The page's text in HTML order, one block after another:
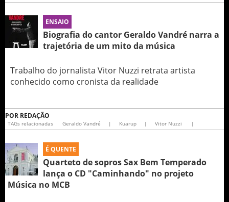
ENSAIO
Biografia do cantor Geraldo Vandré narra a
trajetória de um mito da música
Trabalho do jornalista Vitor Nuzzi retrata artista
conhecido como cronista da realidade
POR REDAÇÃO
TAGs relacionadas Geraldo Vandré | Kuarup | Vitor Nuzzi |
É QUENTE
Quarteto de sopros Sax Bem Temperado
lança o CD "Caminhando" no projeto
Música no MCB